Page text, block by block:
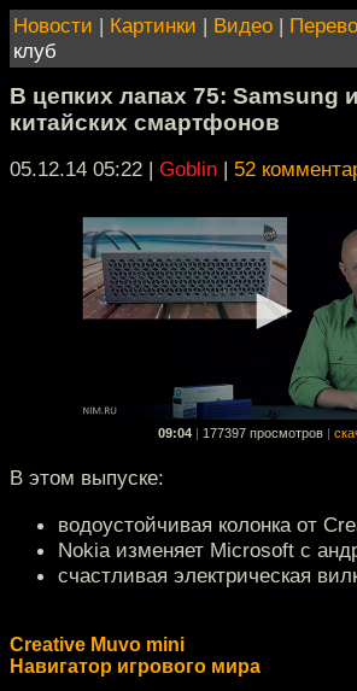
Новости | Картинки | Видео |
клуб
В цепких лапах 75: Samsung
китайских смартфонов
05.12.14 05:22 | Goblin | 52
09:04 177397 просмотров
В этом выпуске:
водоустойчивая колонка от
Nokia изменяет Microsoft с
счастливая электрическая
Creative Muvo mini
Навигатор игрового мира